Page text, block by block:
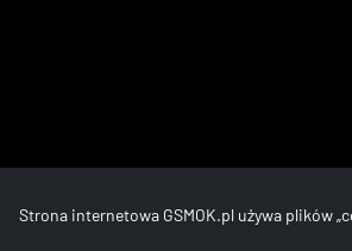
Strona internetowa GSMOK.pl używa plików